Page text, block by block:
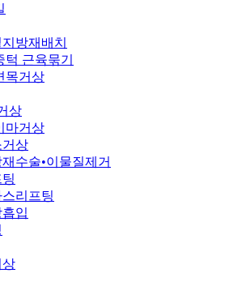
방재배치
턱 근육묶기
목거상
상
마거상
거상
수술•이물질제거
리프팅
입
상